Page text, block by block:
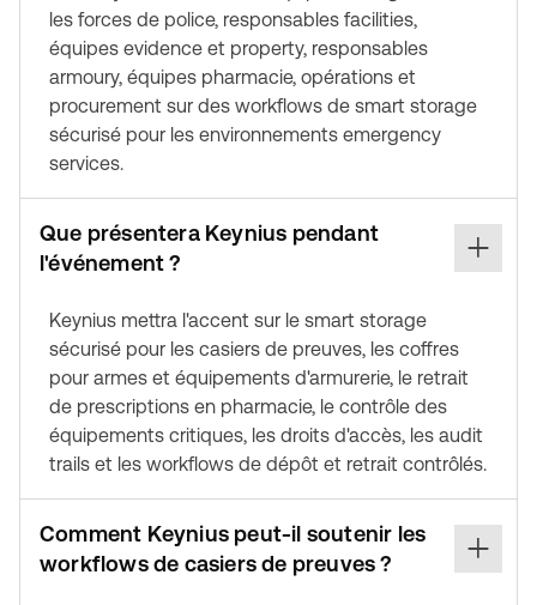
les forces de police, responsables facilities,
équipes evidence et property, responsables
armoury, équipes pharmacie, opérations et
procurement sur des workflows de smart storage
sécurisé pour les environnements emergency
services.
Que présentera Keynius pendant
l'événement ?
Keynius mettra l'accent sur le smart storage
sécurisé pour les casiers de preuves, les coffres
pour armes et équipements d'armurerie, le retrait
de prescriptions en pharmacie, le contrôle des
équipements critiques, les droits d'accès, les audit
trails et les workflows de dépôt et retrait contrôlés.
Comment Keynius peut-il soutenir les
workflows de casiers de preuves ?